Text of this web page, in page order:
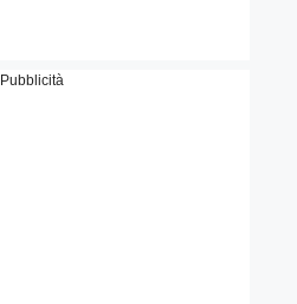
Pubblicità